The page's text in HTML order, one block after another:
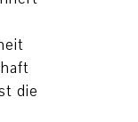
die